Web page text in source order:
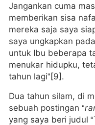
Jangankan cuma
memberikan sisa
mereka saja saya
saya ungkapkan
untuk Ibu beberapa
menukar hidupku,
tahun lagi”[9].
Dua tahun silam, di
sebuah postingan “
yang saya beri judul